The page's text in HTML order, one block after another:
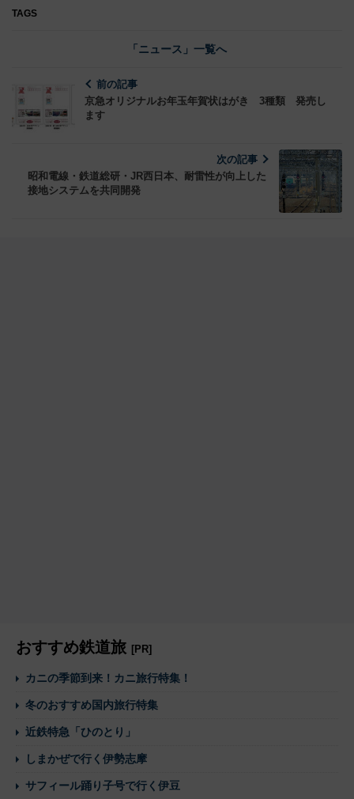
TAGS
「ニュース」一覧へ
前の記事
京急オリジナルお年玉年賀状はがき 3種類 発売し
ます
次の記事
昭和電線・鉄道総研・JR西日本、耐雷性が向上した
接地システムを共同開発
おすすめ鉄道旅 [PR]
カニの季節到来！カニ旅行特集！
冬のおすすめ国内旅行特集
近鉄特急「ひのとり」
しまかぜで行く伊勢志摩
サフィール踊り子号で行く伊豆